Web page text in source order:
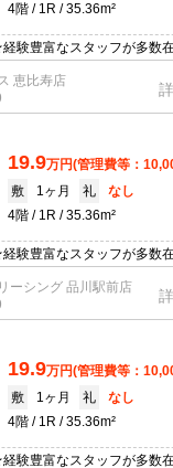
4階
1R 35.36m²
験豊富なスタッフが多数在
可能！オンライン内覧・
も問題ありません♪弊社
介可能になりますので気
恵比寿店
19.9万円(管理費等：
敷
1ヶ月 礼
なし
4階
1R 35.36m²
験豊富なスタッフが多数在
可能！オンライン内覧・
も問題ありません♪弊社
介可能になりますので気
ーシング 品川駅前店
19.9万円(管理費等：
敷
1ヶ月 礼
なし
4階
1R 35.36m²
験豊富なスタッフが多数在